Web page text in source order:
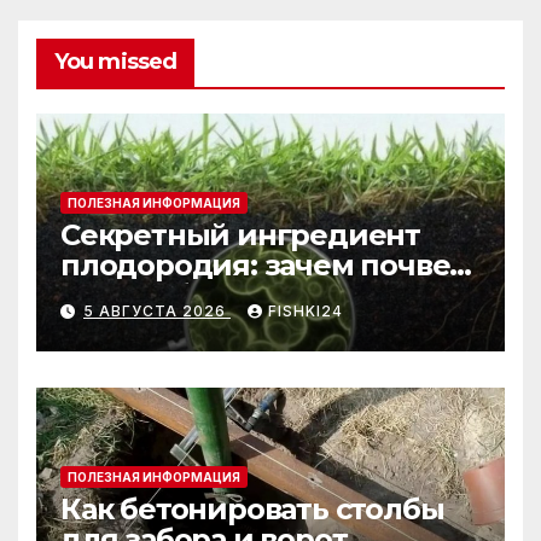
You missed
ПОЛЕЗНАЯ ИНФОРМАЦИЯ
Секретный ингредиент
плодородия: зачем почве
нужны бактерии и
биогумус
5 АВГУСТА 2026 FISHKI24
ПОЛЕЗНАЯ ИНФОРМАЦИЯ
Как бетонировать столбы